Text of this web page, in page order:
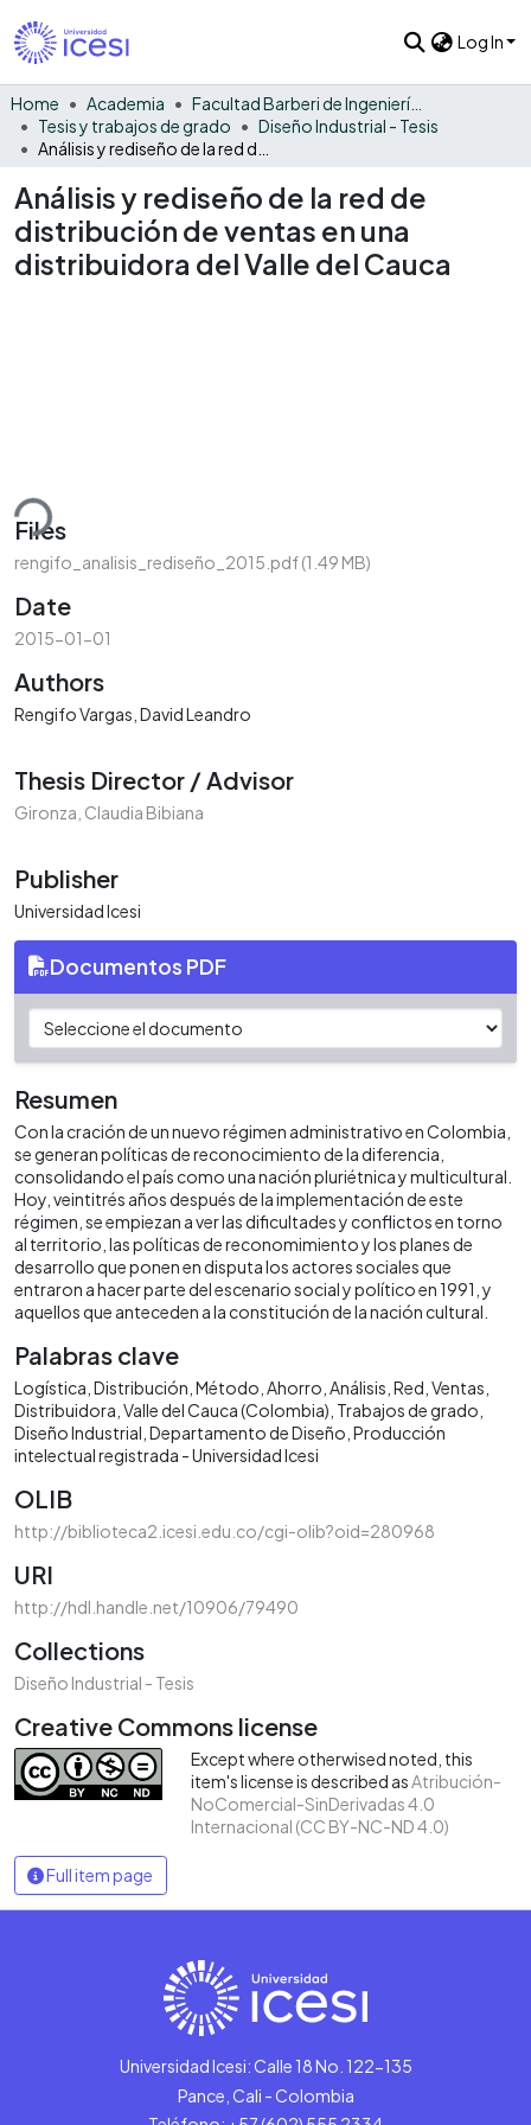
Log In
Home Academia
Facultad Barberi de Ingeniería, Diseño y Ciencias Aplicadas
Tesis y trabajos de grado
Diseño Industrial - Tesis
Análisis y rediseño de la red de
distribución de ventas en una
distribuidora del Valle del Cauca
Files
rengifo_analisis_rediseño_2015.pdf(1.49 MB)
Date
2015-01-01
Authors
Rengifo Vargas, David Leandro
Thesis Director / Advisor
Gironza, Claudia Bibiana
Publisher
Universidad Icesi
Documentos PDF
Resumen
Con la cración de un nuevo régimen administrativo en Colombia,
se generan políticas de reconocimiento de la diferencia,
consolidando el país como una nación pluriétnica y multicultural.
Hoy, veintitrés años después de la implementación de este
régimen, se empiezan a ver las dificultades y conflictos en torno
al territorio, las políticas de reconomimiento y los planes de
desarrollo que ponen en disputa los actores sociales que
entraron a hacer parte del escenario social y político en 1991, y
aquellos que anteceden a la constitución de la nación cultural.
Palabras clave
Logística Distribución Método Ahorro Análisis Red Ventas
Distribuidora Valle del Cauca (Colombia) Trabajos de grado
Diseño Industrial Departamento de Diseño Producción
intelectual registrada - Universidad Icesi
OLIB
http://biblioteca2.icesi.edu.co/cgi-olib?oid=280968
URI
http://hdl.handle.net/10906/79490
Collections
Diseño Industrial - Tesis
Creative Commons license
Except where otherwised noted, this
item's license is described asAtribución-
NoComercial-SinDerivadas 4.0
Internacional (CC BY-NC-ND 4.0)
Full item page
Universidad Icesi: Calle 18 No. 122-135
Pance, Cali - Colombia